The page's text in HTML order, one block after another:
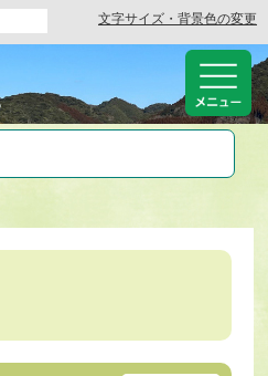
文字サイズ・背景色の変更